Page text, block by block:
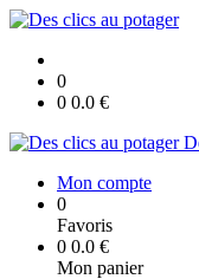
0
0 0.0 €
Mon compte
0
Favoris
0 0.0 €
Mon panier